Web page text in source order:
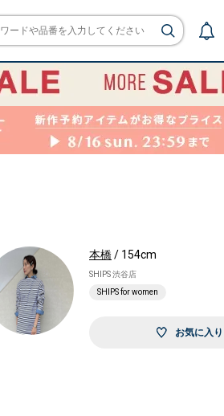
本橋/ 154cm
SHIPS 渋谷店
SHIPS for women
お気に入